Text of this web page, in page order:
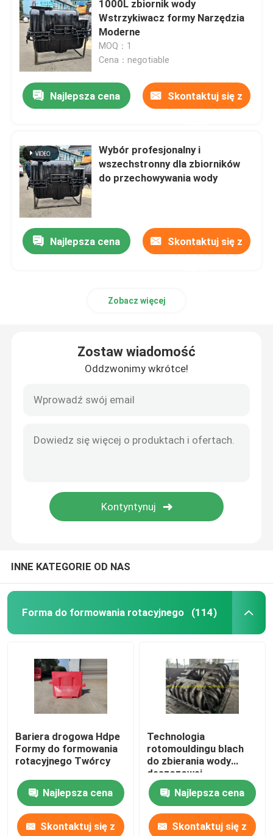
Ruchoma maszyna wahadłowa piekarnika
Maszyna do formowania rotacyjnego z karuzelą
Plastikowa maszyna do granulowania recyklingu
Rozdrabniacz LDPE
Kruszarka do odpadów z tworzyw sztucznych
Sprzęt pomocniczy
blacha stalowa walcowana na zimno
1000L zbiornik wody
Wstrzykiwacz formy Narzędzia
Moderne
MOQ：1
Cena：negotiable
Najlepsza cena Skontaktuj się z
Wybór profesjonalny i
wszechstronny dla zbiorników
do przechowywania wody
Najlepsza cena Skontaktuj się z
Zobacz więcej
Zostaw wiadomość
Oddzwonimy wkrótce!
INNE KATEGORIE OD NAS
Forma do formowania rotacyjnego (114)
Bariera drogowa Hdpe
Formy do formowania
rotacyjnego Twórcy
Najlepsza cena
Skontaktuj się z
Technologia
rotomouldingu blach
do zbierania wody
deszczowej
Najlepsza cena
Skontaktuj się z